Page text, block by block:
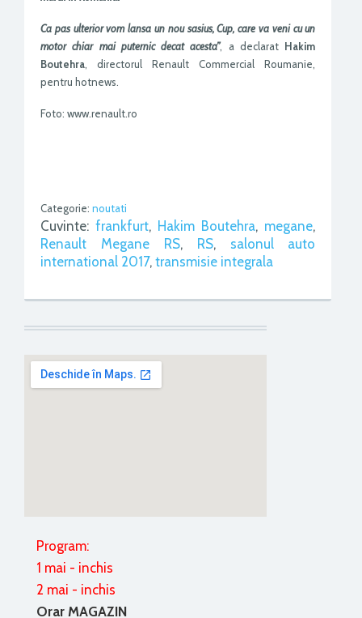
Ca pas ulterior vom lansa un nou sasius, Cup, care va veni cu un
motor chiar mai puternic decat acesta”, a declarat Hakim
Boutehra , directorul Renault Commercial Roumanie,
pentru hotnews.
Foto: www.renault.ro
Categorie: noutati
Cuvinte:frankfurt, Hakim Boutehra, megane,
Renault Megane RS, RS, salonul auto
international 2017, transmisie integrala
Program:
1 mai - inchis
2 mai - inchis
Orar MAGAZIN